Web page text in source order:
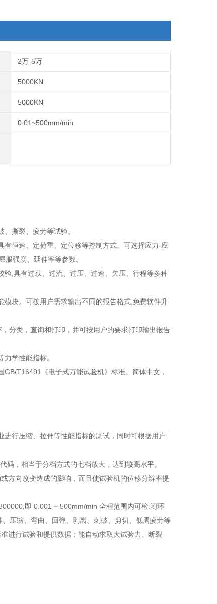
2万-5万
5000KN
5000KN
0.01~500mm/min
撕裂、疲劳等试验。
恒速、定荷重、定位移等控制方式。可选择应力-应
强度、延伸率等参数。
,具有过载、过流、过压、过速、欠压、行程等多种
块。可按用户需求输出不同的报告格式,免费软件升
分类，查询和打印，并可按用户的要求打印输出报告
学性能指标。
T16491《电子式万能试验机》标准。简体中文，
行压缩、拉伸等性能指标的测试，同时可根据用户
，相当于分档方式的七档放大，达到较高水平。
方向改变造成的影响，而且使试验机的位移分辨率提
即 0.001 ~ 500mm/min 全程范围内可检.闭环
压缩、弯曲、回弹、剥离、刺破、剪切、低周疲劳等
进行试验和提供数据；能自动求取大试验力、断裂